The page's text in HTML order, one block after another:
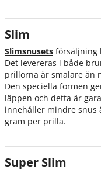
Slim
Slimsnusets försäljning
Det levereras i både
prillorna är smalare än
Den speciella formen
läppen och detta är
innehåller mindre snus
gram per prilla.
Super Slim